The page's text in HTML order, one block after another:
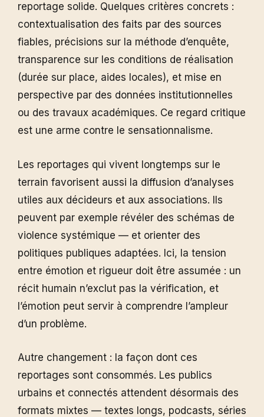
reportage solide. Quelques critères concrets :
contextualisation des faits par des sources
fiables, précisions sur la méthode d’enquête,
transparence sur les conditions de réalisation
(durée sur place, aides locales), et mise en
perspective par des données institutionnelles
ou des travaux académiques. Ce regard critique
est une arme contre le sensationnalisme.
Les reportages qui vivent longtemps sur le
terrain favorisent aussi la diffusion d’analyses
utiles aux décideurs et aux associations. Ils
peuvent par exemple révéler des schémas de
violence systémique — et orienter des
politiques publiques adaptées. Ici, la tension
entre émotion et rigueur doit être assumée : un
récit humain n’exclut pas la vérification, et
l’émotion peut servir à comprendre l’ampleur
d’un problème.
Autre changement : la façon dont ces
reportages sont consommés. Les publics
urbains et connectés attendent désormais des
formats mixtes — textes longs, podcasts, séries